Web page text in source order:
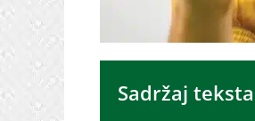
Sadržaj teksta